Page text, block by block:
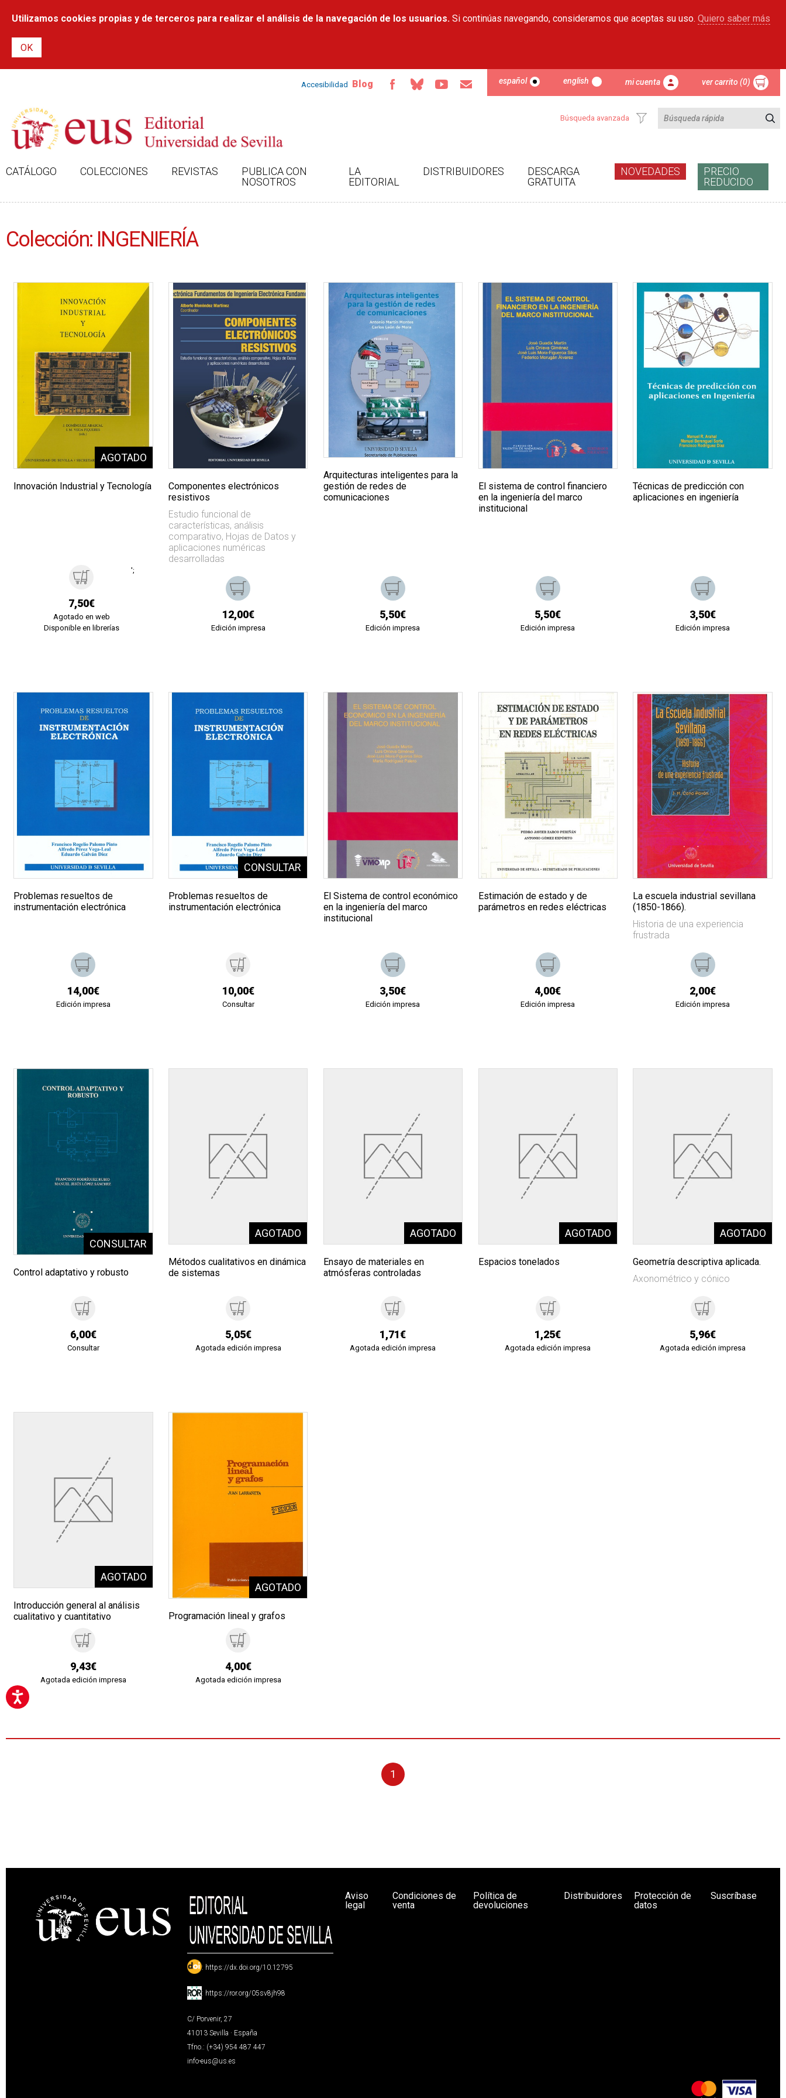
contenido
Utilizamos cookies propias y de terceros para realizar el análisis de la navegación de los usuarios. Si continúas navegando, consideramos que aceptas su uso. Quiero saber más
Accesibilidad Blog español english mi cuenta ver carrito (0)
Búsqueda avanzada
CATÁLOGO COLECCIONES REVISTAS
PUBLICA CON
NOSOTROS
LA
EDITORIAL
DISTRIBUIDORES
DESCARGA
GRATUITA
NOVEDADES
PRECIO
REDUCIDO
Colección: INGENIERÍA
Innovación Industrial y Tecnología
7,50€
Agotado en web
Disponible en librerías
';
Componentes electrónicos
resistivos
Estudio funcional de
características, análisis
comparativo, Hojas de Datos y
aplicaciones numéricas
desarrolladas
12,00€
Edición impresa
Arquitecturas inteligentes para la
gestión de redes de
comunicaciones
5,50€
Edición impresa
El sistema de control financiero
en la ingeniería del marco
institucional
5,50€
Edición impresa
Técnicas de predicción con
aplicaciones en ingeniería
3,50€
Edición impresa
Problemas resueltos de
instrumentación electrónica
14,00€
Edición impresa
Problemas resueltos de
instrumentación electrónica
10,00€
Consultar
El Sistema de control económico
en la ingeniería del marco
institucional
3,50€
Edición impresa
Estimación de estado y de
parámetros en redes eléctricas
4,00€
Edición impresa
La escuela industrial sevillana
(1850-1866).
Historia de una experiencia
frustrada
2,00€
Edición impresa
Control adaptativo y robusto
6,00€
Consultar
Métodos cualitativos en dinámica
de sistemas
5,05€
Agotada edición impresa
Ensayo de materiales en
atmósferas controladas
1,71€
Agotada edición impresa
Espacios tonelados
1,25€
Agotada edición impresa
Geometría descriptiva aplicada.
Axonométrico y cónico
5,96€
Agotada edición impresa
Introducción general al análisis
cualitativo y cuantitativo
9,43€
Agotada edición impresa
Programación lineal y grafos
4,00€
Agotada edición impresa
1
: https://dx.doi.org/10.12795
: https://ror.org/05sv8jh98
C/ Porvenir, 27
41013 Sevilla · España
Tfno.: (+34) 954 487 447
info-eus@us.es
Aviso
legal
Condiciones de
venta
Política de
devoluciones
Distribuidores
Protección de
datos
Suscríbase